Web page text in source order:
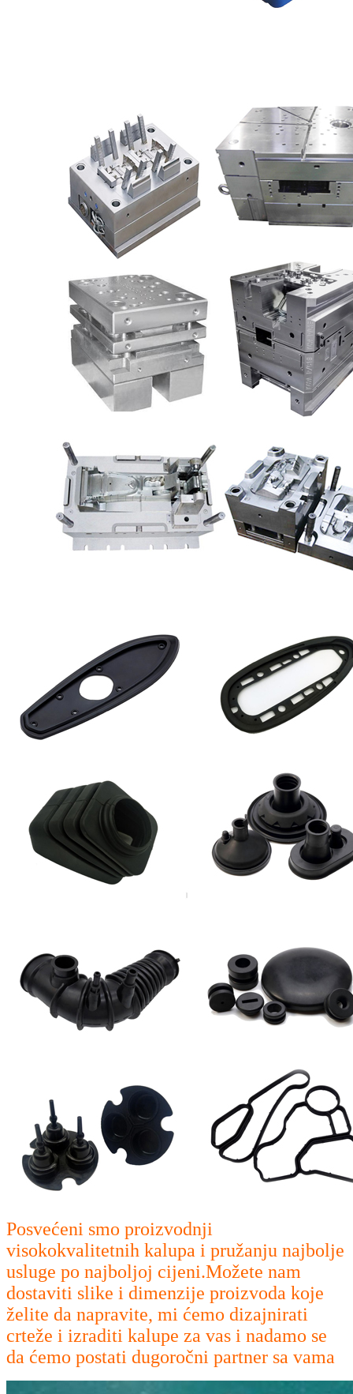
Posvećeni smo proizvodnji
visokokvalitetnih kalupa i pružanju najbolje
usluge po najboljoj cijeni.Možete nam
dostaviti slike i dimenzije proizvoda koje
želite da napravite, mi ćemo dizajnirati
crteže i izraditi kalupe za vas i nadamo se
da ćemo postati dugoročni partner sa vama